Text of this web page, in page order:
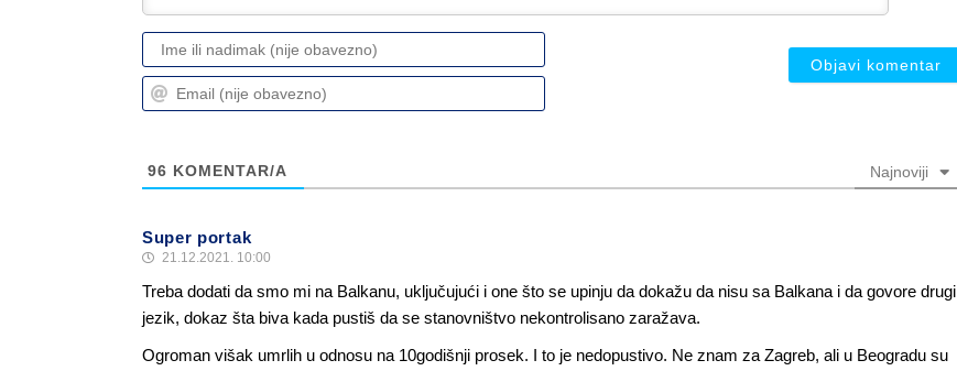
Ime
ili
nadimak
Email
(nije
96 KOMENTAR/A Najnoviji
Super portak
21.12.2021. 10:00
Treba dodati da smo mi na Balkanu, uključujući i one što se upinju da dokažu da nisu sa Balkana i da govore drugi
jezik, dokaz šta biva kada pustiš da se stanovništvo nekontrolisano zaražava.
Ogroman višak umrlih u odnosu na 10godišnji prosek. I to je nedopustivo. Ne znam za Zagreb, ali u Beogradu su